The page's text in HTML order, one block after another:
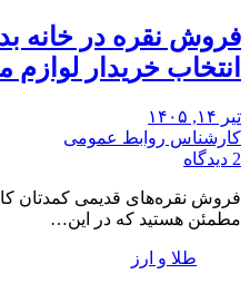
فروش نقره در خانه
انتخاب خریدار
تیر ۱۴, ۱۴۰۵
کارشناس روابط عمومی
2 دیدگاه
فروش نقره‌های قدیمی کمدتان
مطمئن هستید که در این…
طلا و ارز